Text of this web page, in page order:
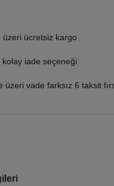
üzeri ücretsiz kargo
kolay iade seçeneği
üzeri vade farksız 6 taksit